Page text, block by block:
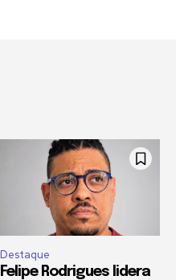
Destaque
Felipe Rodrigues lidera